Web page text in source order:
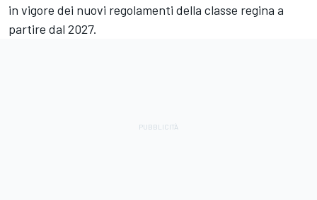
in vigore dei nuovi regolamenti della classe regina a
partire dal 2027.